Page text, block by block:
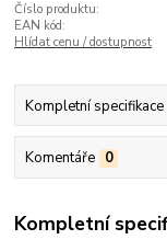
Číslo produktu:
EAN kód:
Hlídat cenu / dostupnost
Kompletní specifikace
Komentáře 0
Kompletní